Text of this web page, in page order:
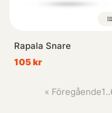
Rapala Snare
105 kr
« Föregående1..